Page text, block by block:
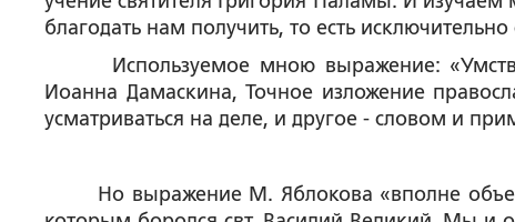
благодать нам получить, то есть
Используемое мною выражение:
Иоанна Дамаскина, Точное изложение
усматриваться на деле, и другое - словом и
Но выражение М. Яблокова «вполне